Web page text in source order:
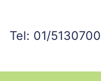
Tel: 01/5130700